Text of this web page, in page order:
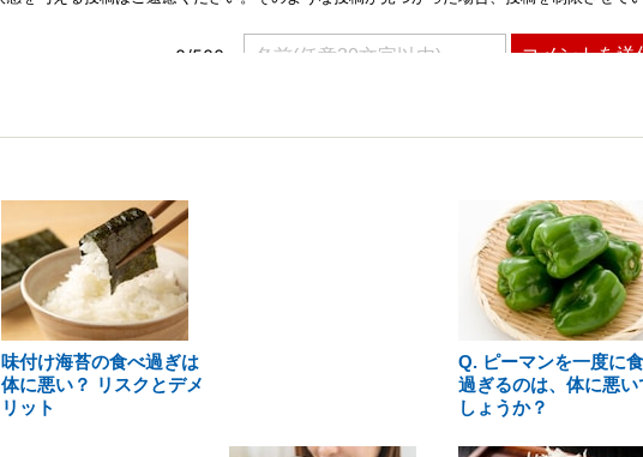
味付け海苔の食べ過ぎは
体に悪い？ リスクとデメ
リット
Q. ピーマンを一度に
過ぎるのは、体に悪い
しょうか？